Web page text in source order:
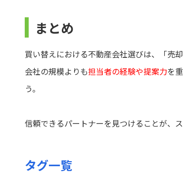
まとめ
買い替えにおける不動産会社選びは、「売
会社の規模よりも担当者の経験や提案力を
う。
信頼できるパートナーを見つけることが、
タグ一覧